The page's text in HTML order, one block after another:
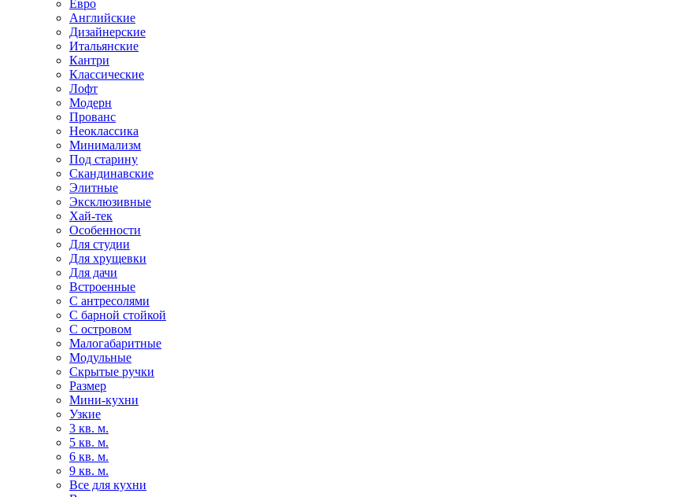
Евро
Английские
Дизайнерские
Итальянские
Кантри
Классические
Лофт
Модерн
Прованс
Неоклассика
Минимализм
Под старину
Скандинавские
Элитные
Эксклюзивные
Хай-тек
Особенности
Для студии
Для хрущевки
Для дачи
Встроенные
С антресолями
С барной стойкой
С островом
Малогабаритные
Модульные
Скрытые ручки
Размер
Мини-кухни
Узкие
3 кв. м.
5 кв. м.
6 кв. м.
9 кв. м.
Все для кухни